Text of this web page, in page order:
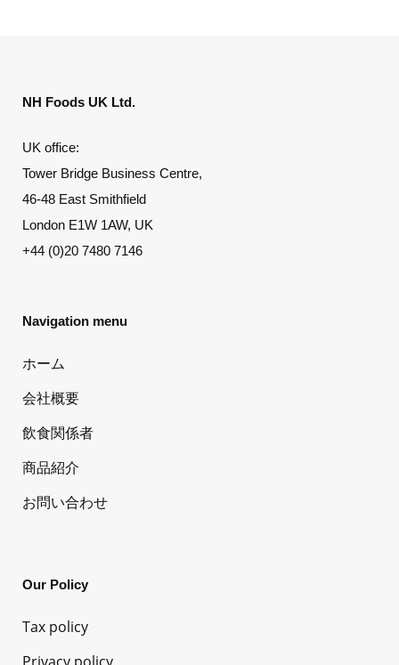
NH Foods UK Ltd.
UK office:
Tower Bridge Business Centre,
46-48 East Smithfield
London E1W 1AW, UK
+44 (0)20 7480 7146
Navigation menu
ホーム
会社概要
飲食関係者
商品紹介
お問い合わせ
Our Policy
Tax policy